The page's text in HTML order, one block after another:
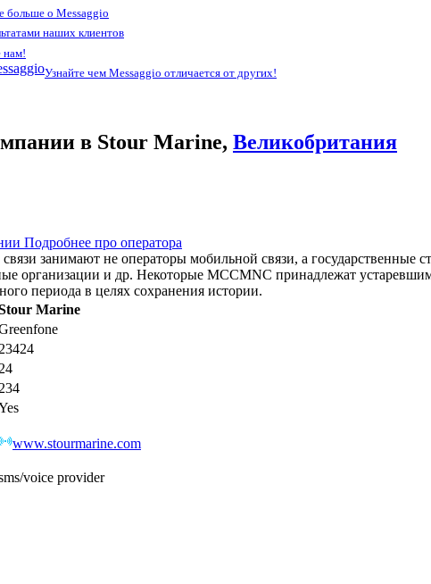
больше о Messaggio
наших клиентов
нам!
Узнайте чем Messaggio отличается от других!
в Stour Marine, Великобритания
Подробнее про оператора
занимают не операторы мобильной связи, а
организации и др. Некоторые MCCMNC принадлежат
периода в целях сохранения истории.
Marine
23424
24
234
www.stourmarine.com
voice provider